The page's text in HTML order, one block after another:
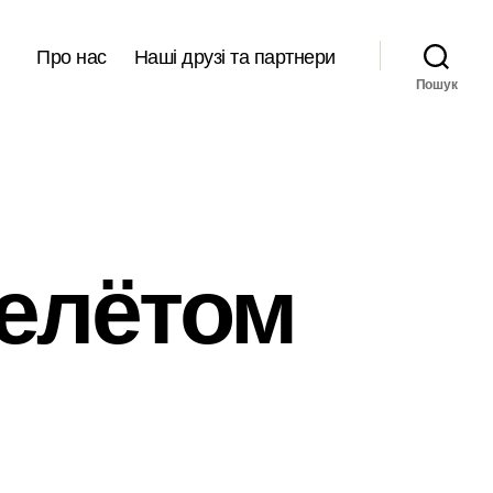
Про нас Наші друзі та партнери
Пошук